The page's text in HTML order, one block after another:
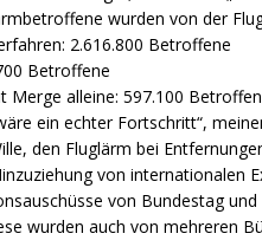
wurden von der
2.616.800 Betroffene
Betroffene
Merge alleine: 597.100
ein echter Fortschritt“,
den Fluglärm bei
von internationalen
von Bundestag
wurden auch von mehreren